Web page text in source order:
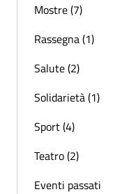
Mostre (7)
Rassegna (1)
Salute (2)
Solidarietà (1)
Sport (4)
Teatro (2)
Eventi passati